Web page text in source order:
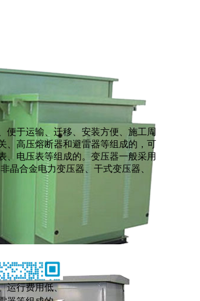
便于运输、迁移、安装方便、施工周
、高压熔断器和避雷器等组成的，可
、电压表等组成的。变压器一般采用
晶合金电力变压器、干式变压器、
运行费用低、